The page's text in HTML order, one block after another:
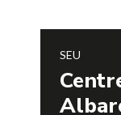
SEU